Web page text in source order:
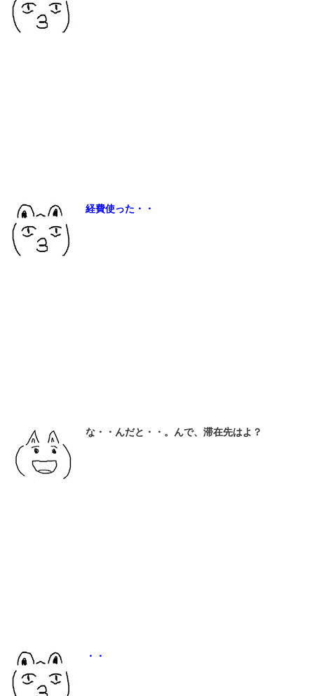
経費使った・・
な・・んだと・・。んで、滞在先はよ？
・・